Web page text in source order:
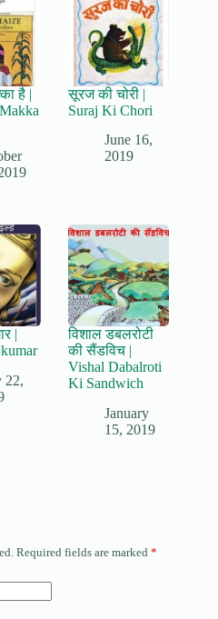
है |
सूरज की चोरी |
Suraj Ki Chori
June 16,
2019
|
22,
विशाल डबलरोटी
की सैंडविच |
Vishal Dabalroti
Ki Sandwich
January
15, 2019
Required fields are marked *